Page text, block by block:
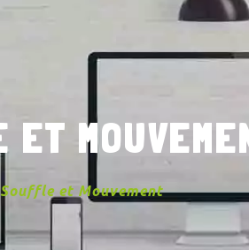
Nom
N° tél
Entrer les caractères de
7 * 1 = ?
et Mouvement